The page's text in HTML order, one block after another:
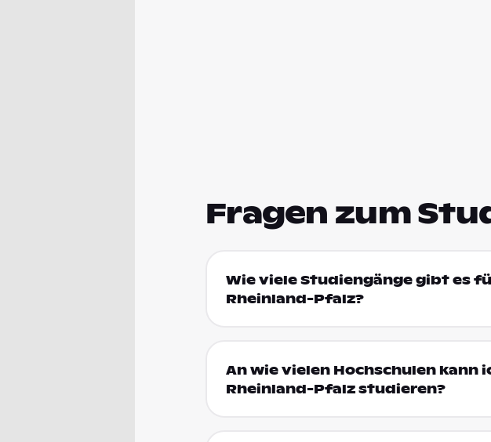
Fragen zum
Wie viele Studiengänge gibt es
Rheinland-Pfalz?
An wie vielen Hochschulen kann
Rheinland-Pfalz studieren?